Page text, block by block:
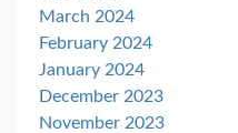
March 2024
February 2024
January 2024
December 2023
November 2023